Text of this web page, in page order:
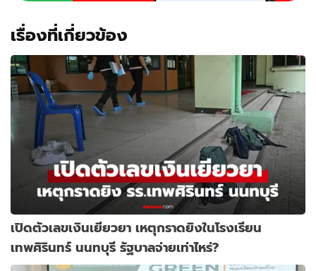
เรื่องที่เกี่ยวข้อง
เปิดตัวเลขเงินเยียวยา เหตุกราดยิงในโรงเรียน
เทพศิรินทร์ นนทบุรี รัฐบาลจ่ายเท่าไหร่?